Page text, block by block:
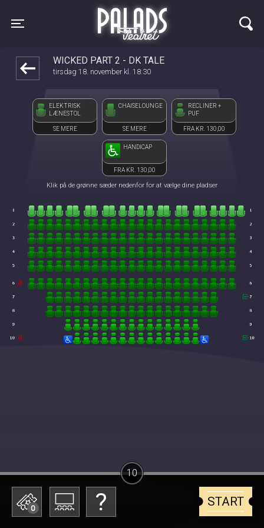
Toggle navigation
Palads Teatret
WICKED PART 2 - DK TALE
tirsdag 18. november kl. 18:30
ELEKTRISK
LÆNESTOL
SE MERE
CHAISELOUNGE
SE MERE
RECLINER +
PUF
FRA KR. 130,00
HANDICAP
FRA KR. 130,00
Klik på de grønne sæder nedenfor for at vælge dine pladser
0 START
10
front05-temp 062121